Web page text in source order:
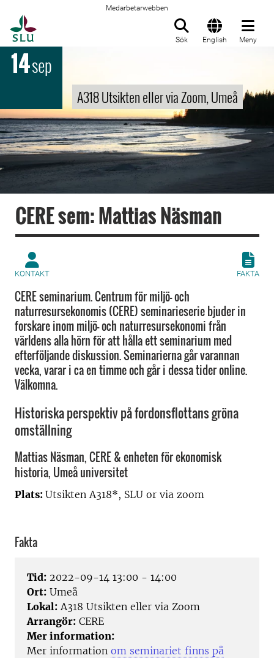
Medarbetarwebben
Sök English Meny
14sep
A318 Utsikten eller via Zoom, Umeå
CERE sem: Mattias Näsman
KONTAKT FAKTA
CERE seminarium. Centrum för miljö- och
naturresursekonomis (CERE) seminarieserie bjuder in
forskare inom miljö- och naturresursekonomi från
världens alla hörn för att hålla ett seminarium med
efterföljande diskussion. Seminarierna går varannan
vecka, varar i ca en timme och går i dessa tider online.
Välkomna.
Historiska perspektiv på fordonsflottans gröna
omställning
Mattias Näsman, CERE & enheten för ekonomisk
historia, Umeå universitet
Plats: Utsikten A318*, SLU or via zoom
Fakta
Tid: 2022-09-14 13:00 - 14:00
Ort: Umeå
Lokal: A318 Utsikten eller via Zoom
Arrangör: CERE
Mer information:
Mer information om seminariet finns på